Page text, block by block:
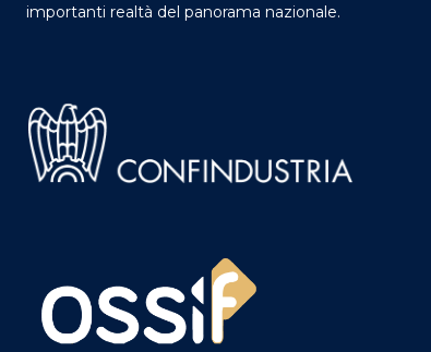
importanti realtà del panorama nazionale.